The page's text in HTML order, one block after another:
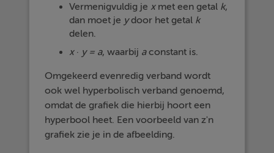
Vermenigvuldig je xmet een getal k,
dan moet je ydoor het getal k
delen.
x · y = a, waarbij aconstant is.
Omgekeerd evenredig verband wordt
ook wel hyperbolisch verband genoemd,
omdat de grafiek die hierbij hoort een
hyperbool heet. Een voorbeeld van z'n
grafiek zie je in de afbeelding.